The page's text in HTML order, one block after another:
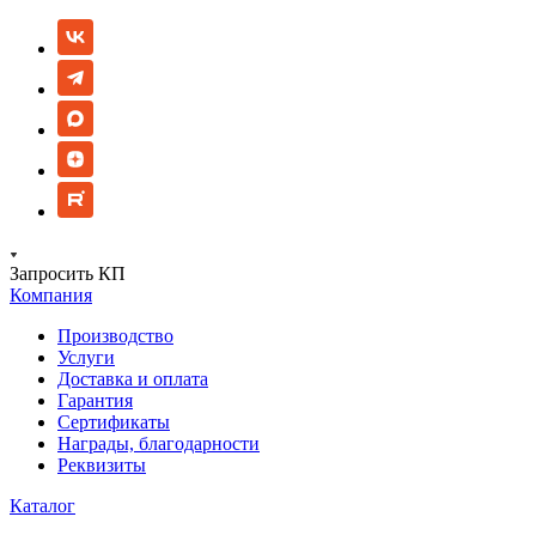
Запросить КП
Компания
Производство
Услуги
Доставка и оплата
Гарантия
Сертификаты
Награды, благодарности
Реквизиты
Каталог